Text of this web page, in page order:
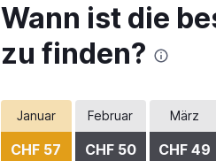
values.
Range:
0
to
Wann ist die
zu finden?
Januar
CHF 57
Februar
CHF 50
März
CHF 49